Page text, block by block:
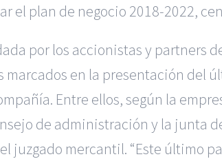
el plan de negocio 2018-2022,
por los accionistas y partners
en la presentación del
Entre ellos, según la
de administración y la junta
juzgado mercantil. “Este último